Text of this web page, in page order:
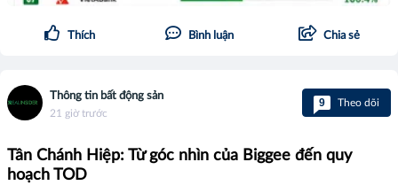
Thích Bình luận Chia sẻ
Thông tin bất động sản
21 giờ trước
9 Theo dõi
Tân Chánh Hiệp: Từ góc nhìn của Biggee đến quy
hoạch TOD